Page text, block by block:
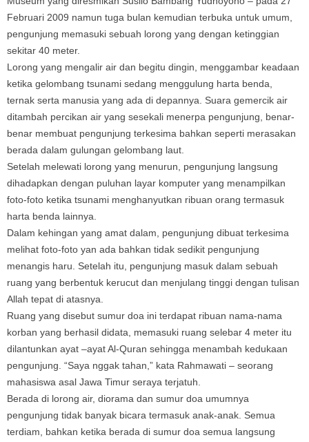
Februari 2009 namun tuga bulan kemudian terbuka untuk umum,
pengunjung memasuki sebuah lorong yang dengan ketinggian
sekitar 40 meter.
Lorong yang mengalir air dan begitu dingin, menggambar keadaan
ketika gelombang tsunami sedang menggulung harta benda,
ternak serta manusia yang ada di depannya. Suara gemercik air
ditambah percikan air yang sesekali menerpa pengunjung, benar-
benar membuat pengunjung terkesima bahkan seperti merasakan
berada dalam gulungan gelombang laut.
Setelah melewati lorong yang menurun, pengunjung langsung
dihadapkan dengan puluhan layar komputer yang menampilkan
foto-foto ketika tsunami menghanyutkan ribuan orang termasuk
harta benda lainnya.
Dalam kehingan yang amat dalam, pengunjung dibuat terkesima
melihat foto-foto yan ada bahkan tidak sedikit pengunjung
menangis haru. Setelah itu, pengunjung masuk dalam sebuah
ruang yang berbentuk kerucut dan menjulang tinggi dengan tulisan
Allah tepat di atasnya.
Ruang yang disebut sumur doa ini terdapat ribuan nama-nama
korban yang berhasil didata, memasuki ruang selebar 4 meter itu
dilantunkan ayat –ayat Al-Quran sehingga menambah kedukaan
pengunjung. “Saya nggak tahan,” kata Rahmawati – seorang
mahasiswa asal Jawa Timur seraya terjatuh.
Berada di lorong air, diorama dan sumur doa umumnya
pengunjung tidak banyak bicara termasuk anak-anak. Semua
terdiam, bahkan ketika berada di sumur doa semua langsung